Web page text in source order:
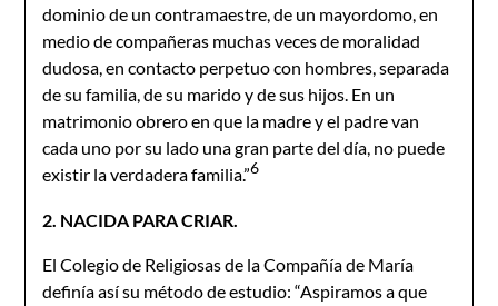
dominio de un contramaestre, de un mayordomo, en
medio de compañeras muchas veces de moralidad
dudosa, en contacto perpetuo con hombres, separada
de su familia, de su marido y de sus hijos. En un
matrimonio obrero en que la madre y el padre van
cada uno por su lado una gran parte del día, no puede
existir la verdadera familia.”6
2. NACIDA PARA CRIAR.
El Colegio de Religiosas de la Compañía de María
definía así su método de estudio: “Aspiramos a que